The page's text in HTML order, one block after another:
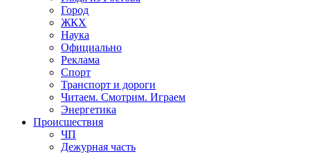
Город
ЖКХ
Наука
Официально
Реклама
Спорт
Транспорт и дороги
Читаем. Смотрим. Играем
Энергетика
Происшествия
ЧП
Дежурная часть